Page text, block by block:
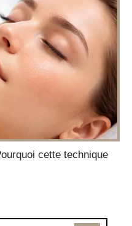
cette technique